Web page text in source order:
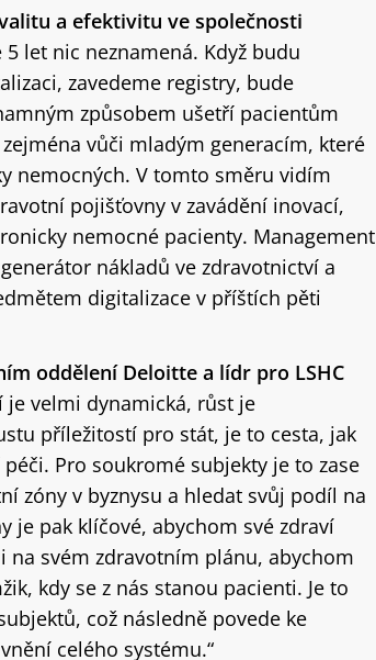
a efektivitu ve společnosti
5 let nic neznamená. Když budu
zavedeme registry, bude
způsobem ušetří pacientům
vůči mladým generacím, které
nemocných. V tomto směru vidím
pojišťovny v zavádění inovací,
nemocné pacienty. Management
nákladů ve zdravotnictví a
digitalizace v příštích pěti
oddělení Deloitte a lídr pro LSHC
je velmi dynamická, růst je
příležitostí pro stát, je to cesta, jak
Pro soukromé subjekty je to zase
zóny v byznysu a hledat svůj podíl na
je pak klíčové, abychom své zdraví
na svém zdravotním plánu, abychom
kdy se z nás stanou pacienti. Je to
což následně povede ke
celého systému.“